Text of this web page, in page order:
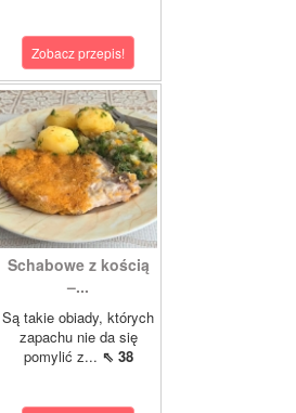
Zobacz przepis!
Schabowe z kością
–...
Są takie obiady, których
zapachu nie da się
pomylić z... ⇖ 38